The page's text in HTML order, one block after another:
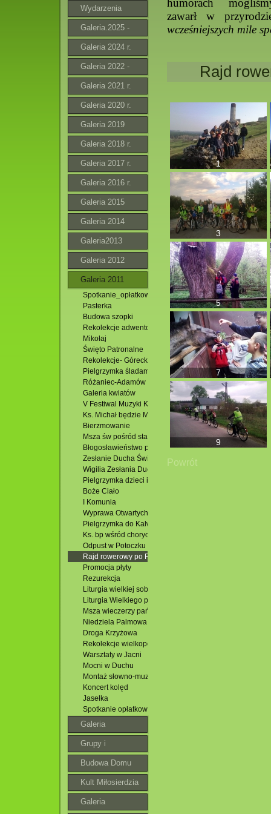
Wydarzenia
Galeria.2025 -
2026
Galeria 2024 r.
Galeria 2022 -
2023 r.
Galeria 2021 r.
Galeria 2020 r.
Galeria 2019
Galeria 2018 r.
Galeria 2017 r.
Galeria 2016 r.
Galeria 2015
Galeria 2014
Galeria2013
Galeria 2012
Galeria 2011
Spotkanie_opłatkowe
Pasterka
Budowa szopki
Rekolekcje adwentowe i Roraty
Mikołaj
Święto Patronalne
Rekolekcje- Górecko
Pielgrzymka śladami Bożego Miłosierdzia
Różaniec-Adamów
Galeria kwiatów
V Festiwal Muzyki Kameralnej
Ks. Michał będzie Misjonarzem
Bierzmowanie
Msza św pośród stawów
Błogosławieństwo pól
Zesłanie Ducha Świętego
Wigilia Zesłania Ducha Św.
Pielgrzymka dzieci i młodzieży
Boże Ciało
I Komunia
Wyprawa Otwartych Oczu
Pielgrzymka do Kalwarii Pacławskiej
Ks. bp wśród chorych
Odpust w Potoczku
Rajd rowerowy po Roztoczu
Promocja płyty
Rezurekcja
Liturgia wielkiej soboty
Liturgia Wielkiego piątku
Msza wieczerzy pańskiej
Niedziela Palmowa
Droga Krzyżowa
Rekolekcje wielkopostne
Warsztaty w Jacni
Mocni w Duchu
Montaż słowno-muzyczny
Koncert kolęd
Jasełka
Spotkanie opłatkowe
Galeria
Grupy i
wspólnoty
Budowa Domu
Parafialnego
Kult Miłosierdzia
Bożego
Galeria
humorach
zawarł w
wcześniejszych mile
Rajd
1
3
5
7
9
Powrót